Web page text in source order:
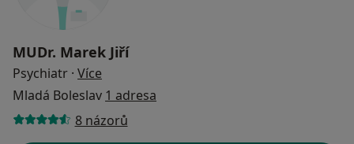
MUDr. Marek Jiří
Psychiatr · Více
Mladá Boleslav 1 adresa
8 názorů